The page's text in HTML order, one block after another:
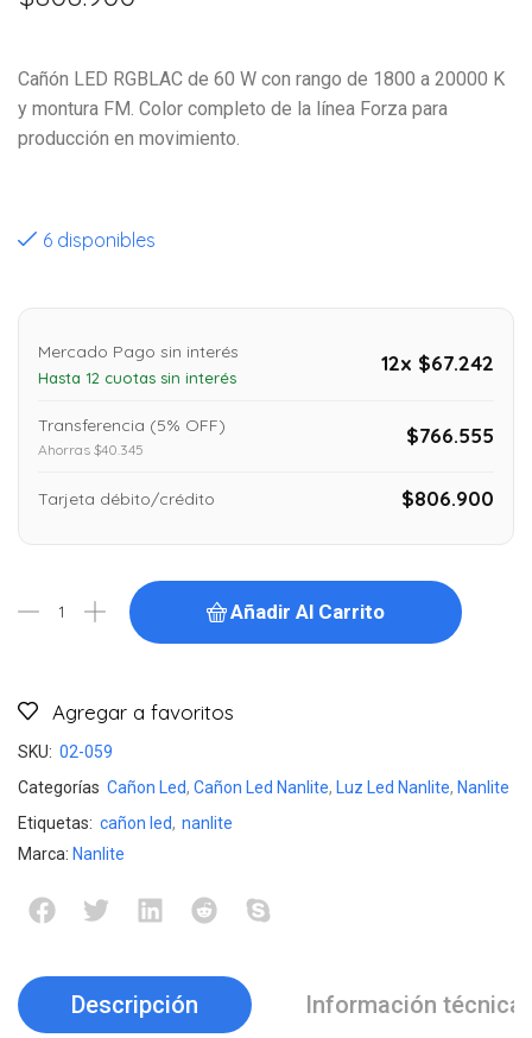
Cañón LED RGBLAC de 60 W con rango de 1800 a 20000 K
y montura FM. Color completo de la línea Forza para
producción en movimiento.
6 disponibles
Mercado Pago sin interés
Hasta 12 cuotas sin interés
12x $67.242
Transferencia (5% OFF)
Ahorras $40.345
$766.555
Tarjeta débito/crédito $806.900
Añadir Al Carrito
Agregar a favoritos
SKU: 02-059
Categorías Cañon Led, Cañon Led Nanlite, Luz Led Nanlite, Nanlite
Etiquetas: cañon led, nanlite
Marca: Nanlite
Descripción Información técnica